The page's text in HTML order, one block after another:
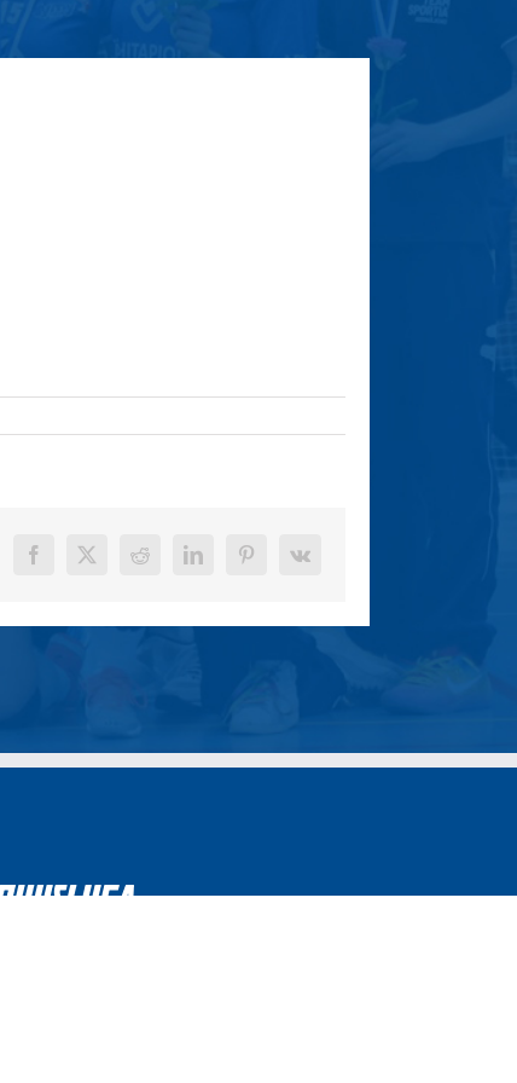
Facebook
X Reddit LinkedInPinterest
Vk